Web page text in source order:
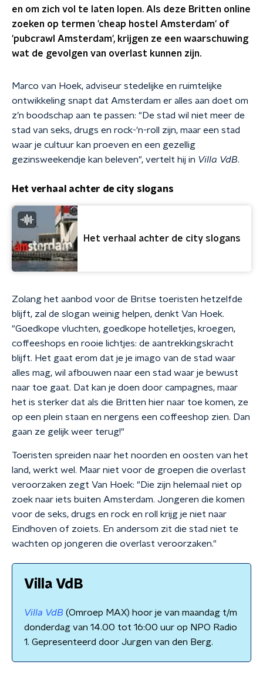
en om zich vol te laten lopen. Als deze Britten online
zoeken op termen 'cheap hostel Amsterdam' of
'pubcrawl Amsterdam', krijgen ze een waarschuwing
wat de gevolgen van overlast kunnen zijn.
Marco van Hoek, adviseur stedelijke en ruimtelijke
ontwikkeling snapt dat Amsterdam er alles aan doet om
z’n boodschap aan te passen: "De stad wil niet meer de
stad van seks, drugs en rock-'n-roll zijn, maar een stad
waar je cultuur kan proeven en een gezellig
gezinsweekendje kan beleven", vertelt hij in Villa VdB.
Het verhaal achter de city slogans
Het verhaal achter de city slogans
Zolang het aanbod voor de Britse toeristen hetzelfde
blijft, zal de slogan weinig helpen, denkt Van Hoek.
"Goedkope vluchten, goedkope hotelletjes, kroegen,
coffeeshops en rooie lichtjes: de aantrekkingskracht
blijft. Het gaat erom dat je je imago van de stad waar
alles mag, wil afbouwen naar een stad waar je bewust
naar toe gaat. Dat kan je doen door campagnes, maar
het is sterker dat als die Britten hier naar toe komen, ze
op een plein staan en nergens een coffeeshop zien. Dan
gaan ze gelijk weer terug!"
Toeristen spreiden naar het noorden en oosten van het
land, werkt wel. Maar niet voor de groepen die overlast
veroorzaken zegt Van Hoek: "Die zijn helemaal niet op
zoek naar iets buiten Amsterdam. Jongeren die komen
voor de seks, drugs en rock en roll krijg je niet naar
Eindhoven of zoiets. En andersom zit die stad niet te
wachten op jongeren die overlast veroorzaken."
Villa VdB
Villa VdB (Omroep MAX) hoor je van maandag t/m
donderdag van 14.00 tot 16:00 uur op NPO Radio
1. Gepresenteerd door Jurgen van den Berg.